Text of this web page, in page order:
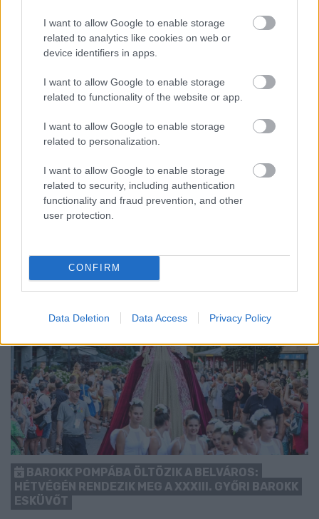
I want to allow Google to enable storage
related to analytics like cookies on web or
device identifiers in apps.
I want to allow Google to enable storage
related to functionality of the website or app.
I want to allow Google to enable storage
related to personalization.
I want to allow Google to enable storage
related to security, including authentication
functionality and fraud prevention, and other
user protection.
CONFIRM
Data Deletion Data Access Privacy Policy
ENERGIATAKARÉKOSSÁG: KORÁBBAN KEZDŐDIK
A GYŐRI AUDI ETO KC PÉNTEKI FELKÉSZÜLÉSI
MÉRKŐZÉSE
előrébb hozták a Brest Bretagne Handball elleni találkozó
kezdését.
BAROKK POMPÁBA ÖLTÖZIK A BELVÁROS:
HÉTVÉGÉN RENDEZIK MEG A XXXIII. GYŐRI BAROKK
ESKÜVŐT